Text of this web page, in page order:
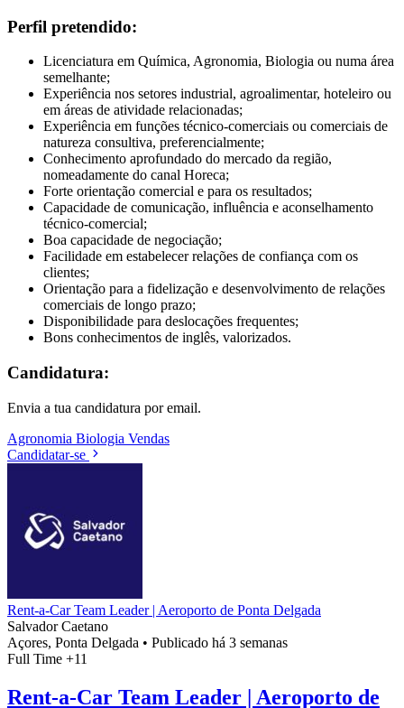
Perfil pretendido:
Licenciatura em Química, Agronomia, Biologia ou numa área
semelhante;
Experiência nos setores industrial, agroalimentar, hoteleiro ou
em áreas de atividade relacionadas;
Experiência em funções técnico-comerciais ou comerciais de
natureza consultiva, preferencialmente;
Conhecimento aprofundado do mercado da região,
nomeadamente do canal Horeca;
Forte orientação comercial e para os resultados;
Capacidade de comunicação, influência e aconselhamento
técnico-comercial;
Boa capacidade de negociação;
Facilidade em estabelecer relações de confiança com os
clientes;
Orientação para a fidelização e desenvolvimento de relações
comerciais de longo prazo;
Disponibilidade para deslocações frequentes;
Bons conhecimentos de inglês, valorizados.
Candidatura:
Envia a tua candidatura por email.
Agronomia Biologia Vendas
Candidatar-se
Rent-a-Car Team Leader | Aeroporto de Ponta Delgada
Salvador Caetano
Açores, Ponta Delgada • Publicado há 3 semanas
Full Time +11
Rent-a-Car Team Leader | Aeroporto de